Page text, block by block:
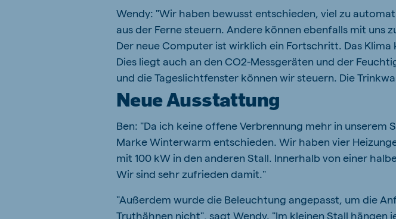
Wendy: "Wir haben bewusst entschieden, viel zu
aus der Ferne steuern. Andere können ebenfalls mit uns
Der neue Computer ist wirklich ein Fortschritt. Das
Dies liegt auch an den CO2-Messgeräten und der
und die Tageslichtfenster können wir steuern. Die
Neue Ausstattung
Ben: "Da ich keine offene Verbrennung mehr in
Marke Winterwarm entschieden. Wir haben vier
mit 100 kW in den anderen Stall. Innerhalb von einer
Wir sind sehr zufrieden damit."
"Außerdem wurde die Beleuchtung angepasst, um die
Truthähnen nicht", sagt Wendy. "Im kleinen Stall